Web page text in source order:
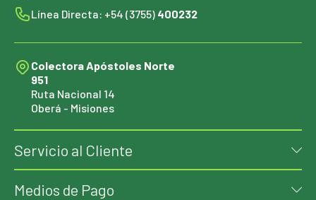
Línea Directa: +54 (3755) 400232
Colectora Apóstoles Norte
951
Ruta Nacional 14
Oberá - Misiones
Servicio al Cliente
Medios de Pago